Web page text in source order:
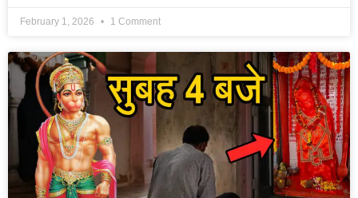
February 1, 2026 1 Comment